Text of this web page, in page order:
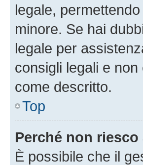
legale,
minore. Se hai
legale per
consigli legali e
come descritto.
Top
Perché non
È possibile che il